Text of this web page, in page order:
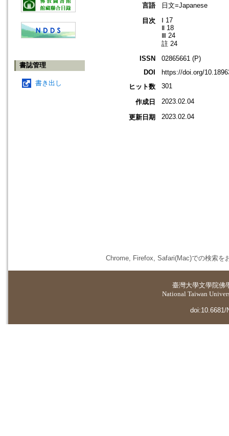
書誌管理
書き出し
言語
日文=Japanese
目次
Ⅰ 17
Ⅱ 18
Ⅲ 24
註 24
ISSN
02865661 (P)
DOI
https://doi.org/
ヒット数
301
作成日 2023.02.04
更新日期 2023.02.04
Chrome, Firefox, Safari(Mac)での検索を
臺灣大學文學院佛
National Taiwan
doi:10.6681/